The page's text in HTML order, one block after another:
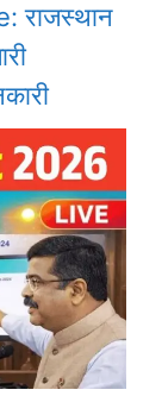
राजस्थान